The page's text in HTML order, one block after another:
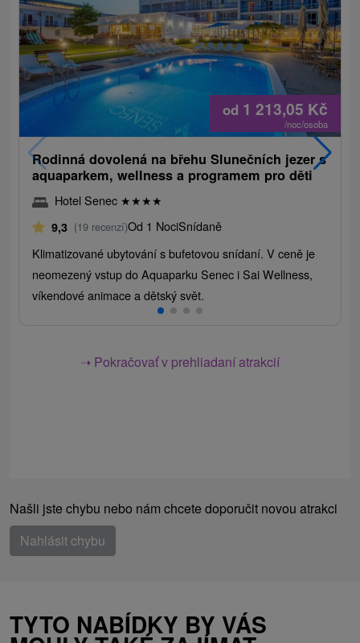
od 1 213,05 Kč
/noc/osoba
Rodinná dovolená na břehu Slunečních jezer s
aquaparkem, wellness a programem pro děti
Hotel Senec ★★★★
9,3 (19 recenzí)Od 1 NociSnídaně
Klimatizované ubytování s bufetovou snídaní. V ceně je
neomezený vstup do Aquaparku Senec i Sai Wellness,
víkendové animace a dětský svět.
➝ Pokračovať v prehliadaní atrakcií
Našli jste chybu nebo nám chcete doporučit novou atrakci
Nahlásit chybu
TYTO NABÍDKY BY VÁS